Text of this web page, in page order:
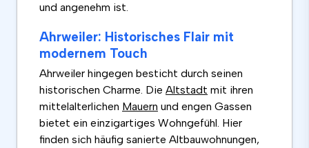
und angenehm ist.
Ahrweiler: Historisches Flair mit
modernem Touch
Ahrweiler hingegen besticht durch seinen
historischen Charme. Die Altstadt mit ihren
mittelalterlichen Mauern und engen Gassen
bietet ein einzigartiges Wohngefühl. Hier
finden sich häufig sanierte Altbauwohnungen,